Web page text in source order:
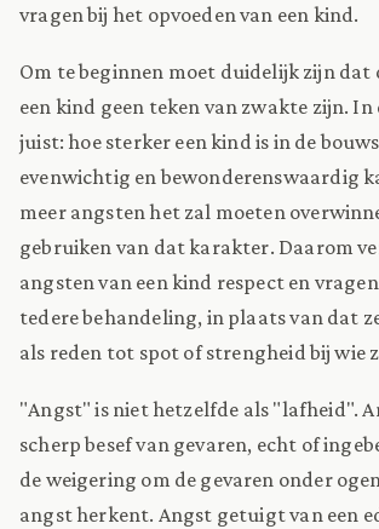
vragen bij het opvoeden van een kind.
Om te beginnen moet duidelijk zijn dat
een kind geen teken van zwakte zijn.
juist: hoe sterker een kind is in de
evenwichtig en bewonderenswaardig
meer angsten het zal moeten
gebruiken van dat karakter. Daarom
angsten van een kind respect en vragen
tedere behandeling, in plaats van dat
als reden tot spot of strengheid bij wie
"Angst" is niet hetzelfde als "lafheid".
scherp besef van gevaren, echt of
de weigering om de gevaren onder
angst herkent. Angst getuigt van een